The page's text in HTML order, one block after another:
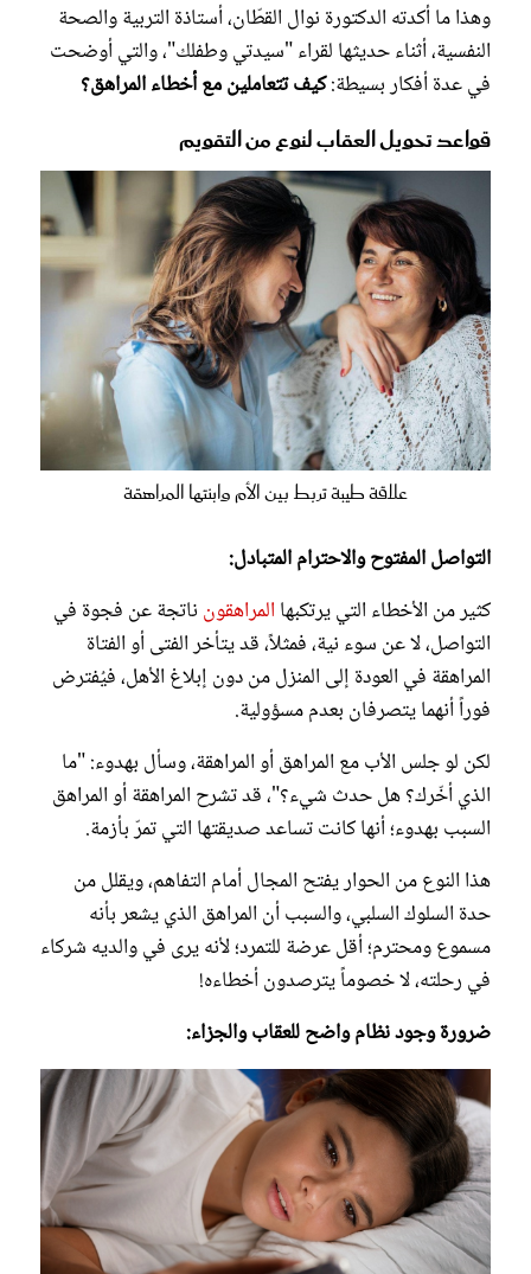
وهذا ما أكدته الدكتورة نوال القطّان، أستاذة التربية والصحة
النفسية، أثناء حديثها لقراء "سيدتي وطفلك"، والتي أوضحت
في عدة أفكار بسيطة:كيف تتعاملين مع أخطاء المراهق؟
قواعد تحويل العقاب لنوع من التقويم
علاقة طيبة تربط بين الأم وابنتها المراهقة
التواصل المفتوح والاحترام المتبادل:
كثير من الأخطاء التي يرتكبها المراهقون ناتجة عن فجوة في
التواصل، لا عن سوء نية، فمثلاً، قد يتأخر الفتى أو الفتاة
المراهقة في العودة إلى المنزل من دون إبلاغ الأهل، فيُفترض
فوراً أنهما يتصرفان بعدم مسؤولية.
لكن لو جلس الأب مع المراهق أو المراهقة، وسأل بهدوء: "ما
الذي أخّرك؟ هل حدث شيء؟"، قد تشرح المراهقة أو المراهق
السبب بهدوء؛ أنها كانت تساعد صديقتها التي تمرّ بأزمة.
هذا النوع من الحوار يفتح المجال أمام التفاهم، ويقلل من
حدة السلوك السلبي، والسبب أن المراهق الذي يشعر بأنه
مسموع ومحترم؛ أقل عرضة للتمرد؛ لأنه يرى في والديه شركاء
في رحلته، لا خصوماً يترصدون أخطاءه!
ضرورة وجود نظام واضح للعقاب والجزاء: